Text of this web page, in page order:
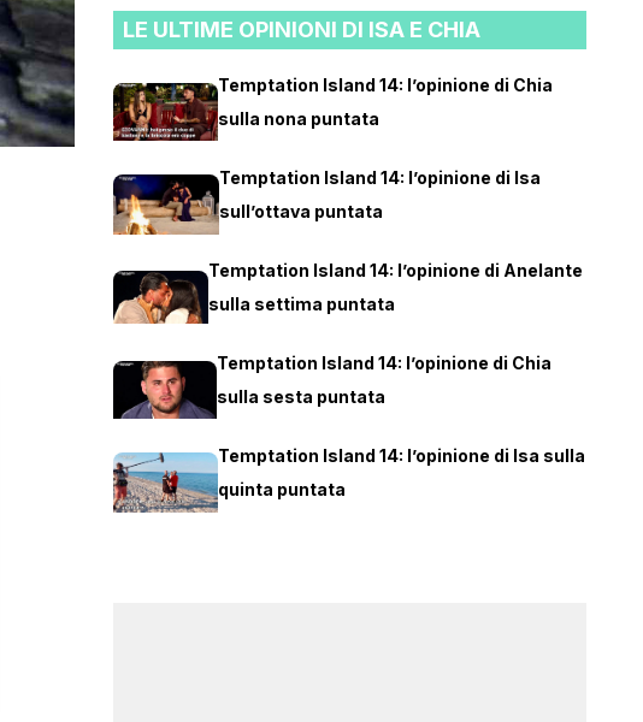
LE ULTIME OPINIONI DI ISA E CHIA
Temptation Island 14: l’opinione di Chia
sulla nona puntata
Temptation Island 14: l’opinione di Isa
sull’ottava puntata
Temptation Island 14: l’opinione di Anelante
sulla settima puntata
Temptation Island 14: l’opinione di Chia
sulla sesta puntata
Temptation Island 14: l’opinione di Isa sulla
quinta puntata